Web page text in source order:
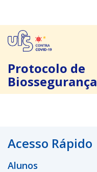
Protocolo de
Biossegurança
Acesso Rápido
Alunos